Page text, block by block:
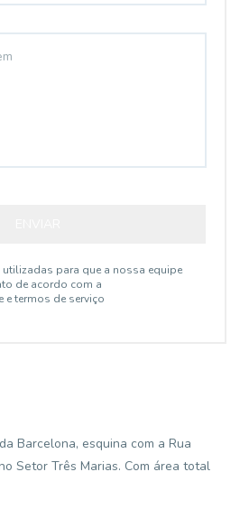
para que a nossa equipe
de acordo com a
termos de serviço
Barcelona, esquina com a Rua
Setor Três Marias. Com área total